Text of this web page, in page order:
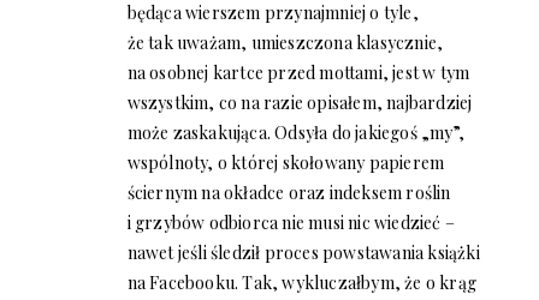
będąca wierszem przynajmniej o tyle,
że tak uważam, umieszczona klasycznie,
na osobnej kartce przed mottami, jest w tym
wszystkim, co na razie opisałem, najbardziej
może zaskakująca. Odsyła do jakiegoś „my”,
wspólnoty, o której skołowany papierem
ściernym na okładce oraz indeksem roślin
i grzybów odbiorca nie musi nic wiedzieć –
nawet jeśli śledził proces powstawania książki
na Facebooku. Tak, wykluczałbym, że o krąg